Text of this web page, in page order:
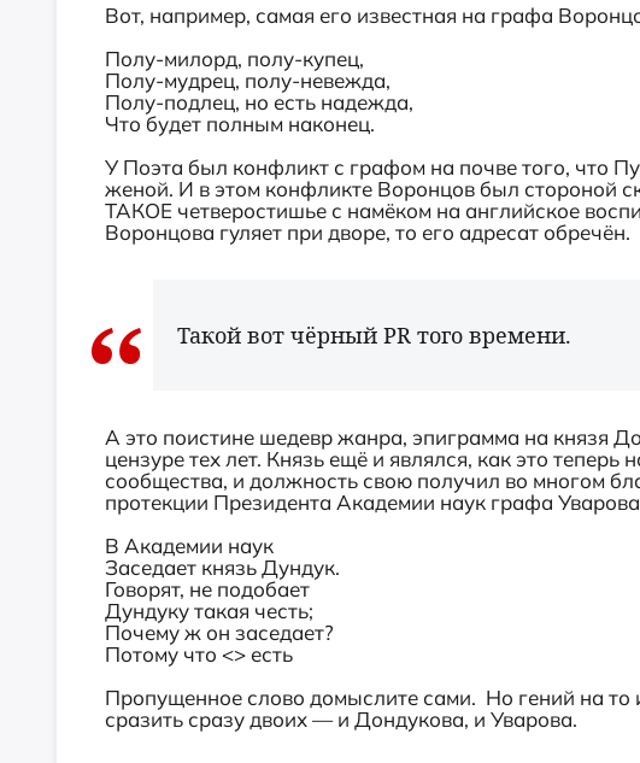
Вот, например, самая его известная на графа
Полу-милорд, полу-купец,
Полу-мудрец, полу-невежда,
Полу-подлец, но есть надежда,
Что будет полным наконец.
У Поэта был конфликт с графом на почве того, что
женой. И в этом конфликте Воронцов был стороной
ТАКОЕ четверостишье с намёком на английское
Воронцова гуляет при дворе, то его адресат обречён.
Такой вот чёрный PR того времени.
А это поистине шедевр жанра, эпиграмма на князя
цензуре тех лет. Князь ещё и являлся, как это
сообщества, и должность свою получил во многом
протекции Президента Академии наук графа
В Академии наук
Заседает князь Дундук.
Говорят, не подобает
Дундуку такая честь;
Почему ж он заседает?
Потому что <> есть
Пропущенное слово домыслите сами. Но гений на то
сразить сразу двоих — и Дондукова, и Уварова.